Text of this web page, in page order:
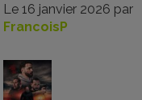
Le 16 janvier 2026 par
FrancoisP